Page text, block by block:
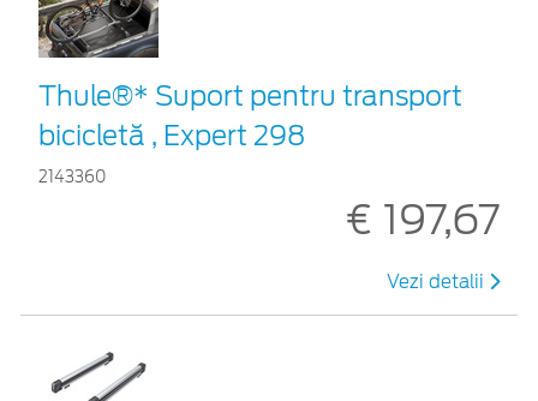
Thule®* Suport pentru transport
bicicletă , Expert 298
2143360
€ 197,67
Vezi detalii